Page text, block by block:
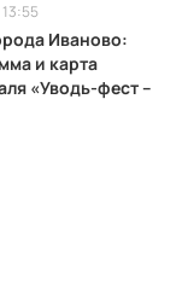
13:55
Иваново:
и карта
«Уводь-фест –